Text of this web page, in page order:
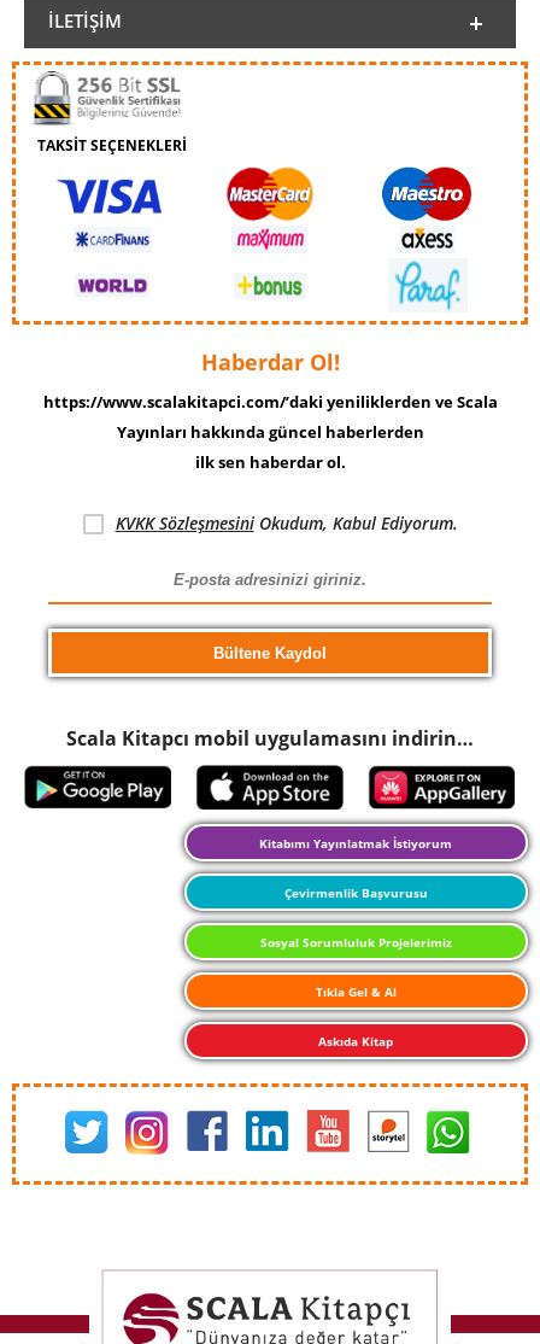
İLETIŞIM
TAKSİT SEÇENEKLERİ
Haberdar Ol!
https://www.scalakitapci.com/’daki yeniliklerden ve Scala
Yayınları hakkında güncel haberlerden
ilk sen haberdar ol.
KVKK SözleşmesiniOkudum, Kabul Ediyorum.
Scala Kitapcı mobil uygulamasını indirin…
Kitabımı Yayınlatmak İstiyorum
Çevirmenlik Başvurusu
Sosyal Sorumluluk Projelerimiz
Tıkla Gel & Al
Askıda Kitap